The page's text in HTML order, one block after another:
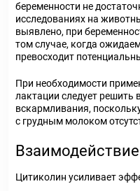
беременности не
исследованиях на
выявлено, при
том случае, когда
превосходит
При необходимости
лактации следует решить
вскармливания,
с грудным молоком
Взаимодействие
Цитиколин усиливает